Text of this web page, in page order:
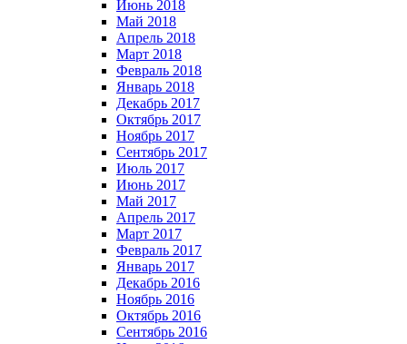
Июнь 2018
Май 2018
Апрель 2018
Март 2018
Февраль 2018
Январь 2018
Декабрь 2017
Октябрь 2017
Ноябрь 2017
Сентябрь 2017
Июль 2017
Июнь 2017
Май 2017
Апрель 2017
Март 2017
Февраль 2017
Январь 2017
Декабрь 2016
Ноябрь 2016
Октябрь 2016
Сентябрь 2016